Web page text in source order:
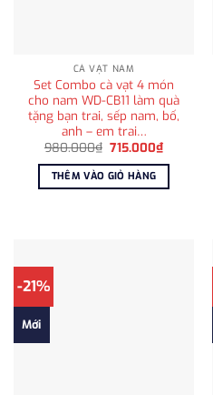
CÀ VẠT NAM
Set Combo cà vạt 4 món
cho nam WD-CB11 làm quà
tặng bạn trai, sếp nam, bố,
anh – em trai…
980.000₫ Giá
là:
980.000₫.
715.000₫Giá
tại
715.000₫.
THÊM VÀO GIỎ HÀNG
-21%
Mới